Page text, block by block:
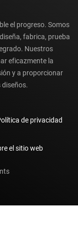
el progreso. Somos
fabrica, prueba
Nuestros
eficazmente la
y a proporcionar
de privacidad
el sitio web